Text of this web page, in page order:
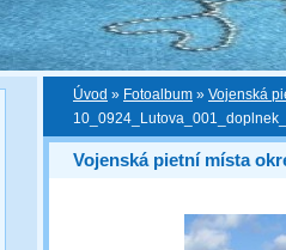
Úvod » Fotoalbum » Vojenská
Vojenská pietní místa